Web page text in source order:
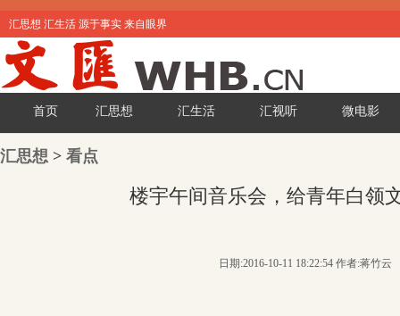
汇思想 汇生活 源于事实 来自眼界
首页 汇思想 汇生活 汇视听 微电影
汇思想 > 看点
楼宇午间音乐会，给青年白领
日期:2016-10-11 18:22:54 作者:蒋竹云